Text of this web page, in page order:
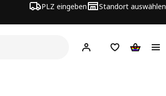
PLZ eingeben Standort auswählen
Hej! Hier einloggen
Merkzettel